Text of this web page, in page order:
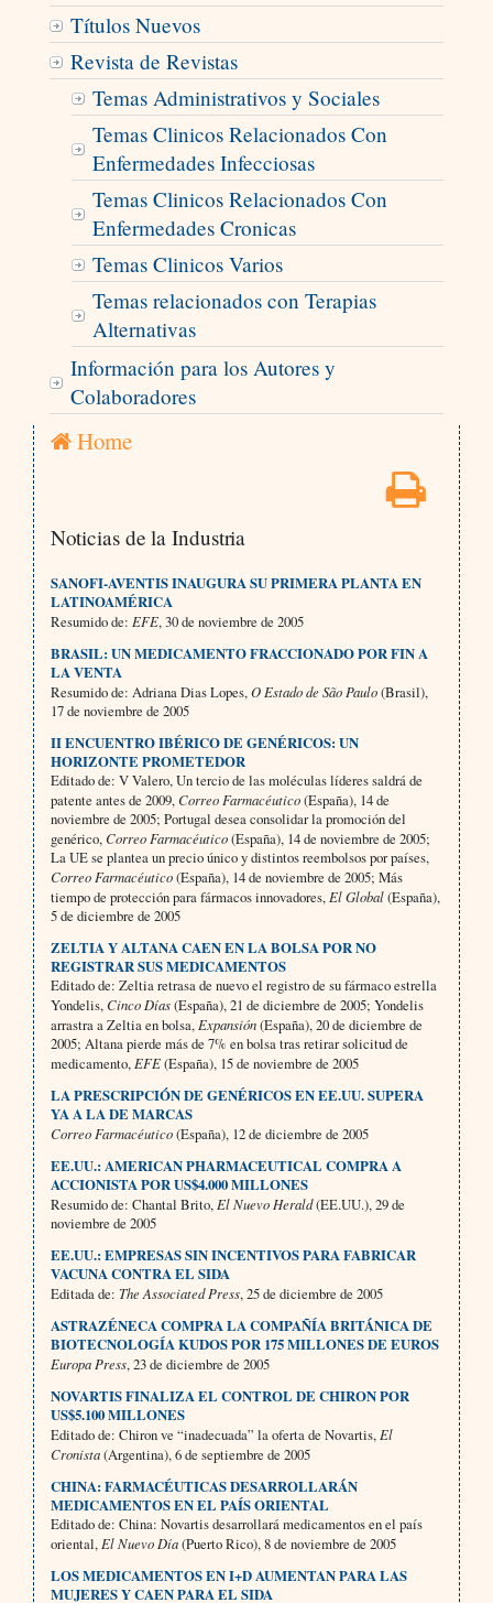
Títulos Nuevos
Revista de Revistas
Temas Administrativos y Sociales
Temas Clinicos Relacionados Con
Enfermedades Infecciosas
Temas Clinicos Relacionados Con
Enfermedades Cronicas
Temas Clinicos Varios
Temas relacionados con Terapias
Alternativas
Información para los Autores y
Colaboradores
Home
Noticias de la Industria
SANOFI-AVENTIS INAUGURA SU PRIMERA PLANTA EN
LATINOAMÉRICA
Resumido de: EFE, 30 de noviembre de 2005
BRASIL: UN MEDICAMENTO FRACCIONADO POR FIN A
LA VENTA
Resumido de: Adriana Dias Lopes,O Estado de São Paulo(Brasil),
17 de noviembre de 2005
II ENCUENTRO IBÉRICO DE GENÉRICOS: UN
HORIZONTE PROMETEDOR
Editado de: V Valero, Un tercio de las moléculas líderes saldrá de
patente antes de 2009,Correo Farmacéutico(España), 14 de
noviembre de 2005; Portugal desea consolidar la promoción del
genérico,Correo Farmacéutico(España), 14 de noviembre de 2005;
La UE se plantea un precio único y distintos reembolsos por países,
Correo Farmacéutico(España), 14 de noviembre de 2005; Más
tiempo de protección para fármacos innovadores, El Global(España),
5 de diciembre de 2005
ZELTIA Y ALTANA CAEN EN LA BOLSA POR NO
REGISTRAR SUS MEDICAMENTOS
Editado de: Zeltia retrasa de nuevo el registro de su fármaco estrella
Yondelis,Cinco Días(España), 21 de diciembre de 2005; Yondelis
arrastra a Zeltia en bolsa, Expansión(España), 20 de diciembre de
2005; Altana pierde más de 7% en bolsa tras retirar solicitud de
medicamento, EFE(España), 15 de noviembre de 2005
LA PRESCRIPCIÓN DE GENÉRICOS EN EE.UU. SUPERA
YA A LA DE MARCAS
Correo Farmacéutico(España), 12 de diciembre de 2005
EE.UU.: AMERICAN PHARMACEUTICAL COMPRA A
ACCIONISTA POR US$4.000 MILLONES
Resumido de: Chantal Brito, El Nuevo Herald(EE.UU.), 29 de
noviembre de 2005
EE.UU.: EMPRESAS SIN INCENTIVOS PARA FABRICAR
VACUNA CONTRA EL SIDA
Editada de: The Associated Press, 25 de diciembre de 2005
ASTRAZÉNECA COMPRA LA COMPAÑÍA BRITÁNICA DE
BIOTECNOLOGÍA KUDOS POR 175 MILLONES DE EUROS
Europa Press, 23 de diciembre de 2005
NOVARTIS FINALIZA EL CONTROL DE CHIRON POR
US$5.100 MILLONES
Editado de: Chiron ve “inadecuada” la oferta de Novartis, El
Cronista(Argentina), 6 de septiembre de 2005
CHINA: FARMACÉUTICAS DESARROLLARÁN
MEDICAMENTOS EN EL PAÍS ORIENTAL
Editado de: China: Novartis desarrollará medicamentos en el país
oriental, El Nuevo Día(Puerto Rico), 8 de noviembre de 2005
LOS MEDICAMENTOS EN I+D AUMENTAN PARA LAS
MUJERES Y CAEN PARA EL SIDA